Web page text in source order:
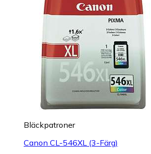
Bläckpatroner
Canon CL-546XL (3-Färg)